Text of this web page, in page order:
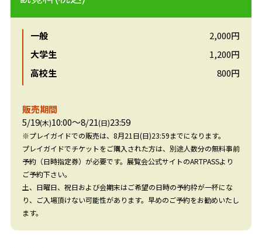
一般
2,000円
大学生
1,200円
高校生
800円
販売期間
5/19(木)10:00～8/21(日)23:59
※プレイガイドでの販売は、8月21日(日)23:59までになります。
プレイガイドでチケットをご購入された方は、別途人数分の無料事前
予約（日時指定券）が必要です。展覧会公式サイトのARTPASSより
ご予約下さい。
土、日曜日、祝日および会期末はご希望の日時の予約枠が一杯にな
り、ご入場頂けない可能性があります。早めのご予約をお勧めいたし
ます。